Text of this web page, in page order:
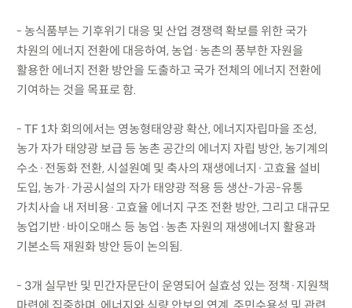
- 농식품부는 기후위기 대응 및 산업 경쟁력 확보를 위한 국가
차원의 에너지 전환에 대응하여, 농업·농촌의 풍부한 자원을
활용한 에너지 전환 방안을 도출하고 국가 전체의 에너지 전환에
기여하는 것을 목표로 함.
- TF 1차 회의에서는 영농형태양광 확산, 에너지자립마을 조성,
농가 자가 태양광 보급 등 농촌 공간의 에너지 자립 방안, 농기계의
수소·전동화 전환, 시설원예 및 축사의 재생에너지·고효율 설비
도입, 농가·가공시설의 자가 태양광 적용 등 생산-가공-유통
가치사슬 내 저비용·고효율 에너지 구조 전환 방안, 그리고 대규모
농업기반·바이오매스 등 농업·농촌 자원의 재생에너지 활용과
기본소득 재원화 방안 등이 논의됨.
- 3개 실무반 및 민간자문단이 운영되어 실효성 있는 정책·지원책
마련에 집중하며, 에너지와 식량 안보의 연계, 주민수용성 및 관련